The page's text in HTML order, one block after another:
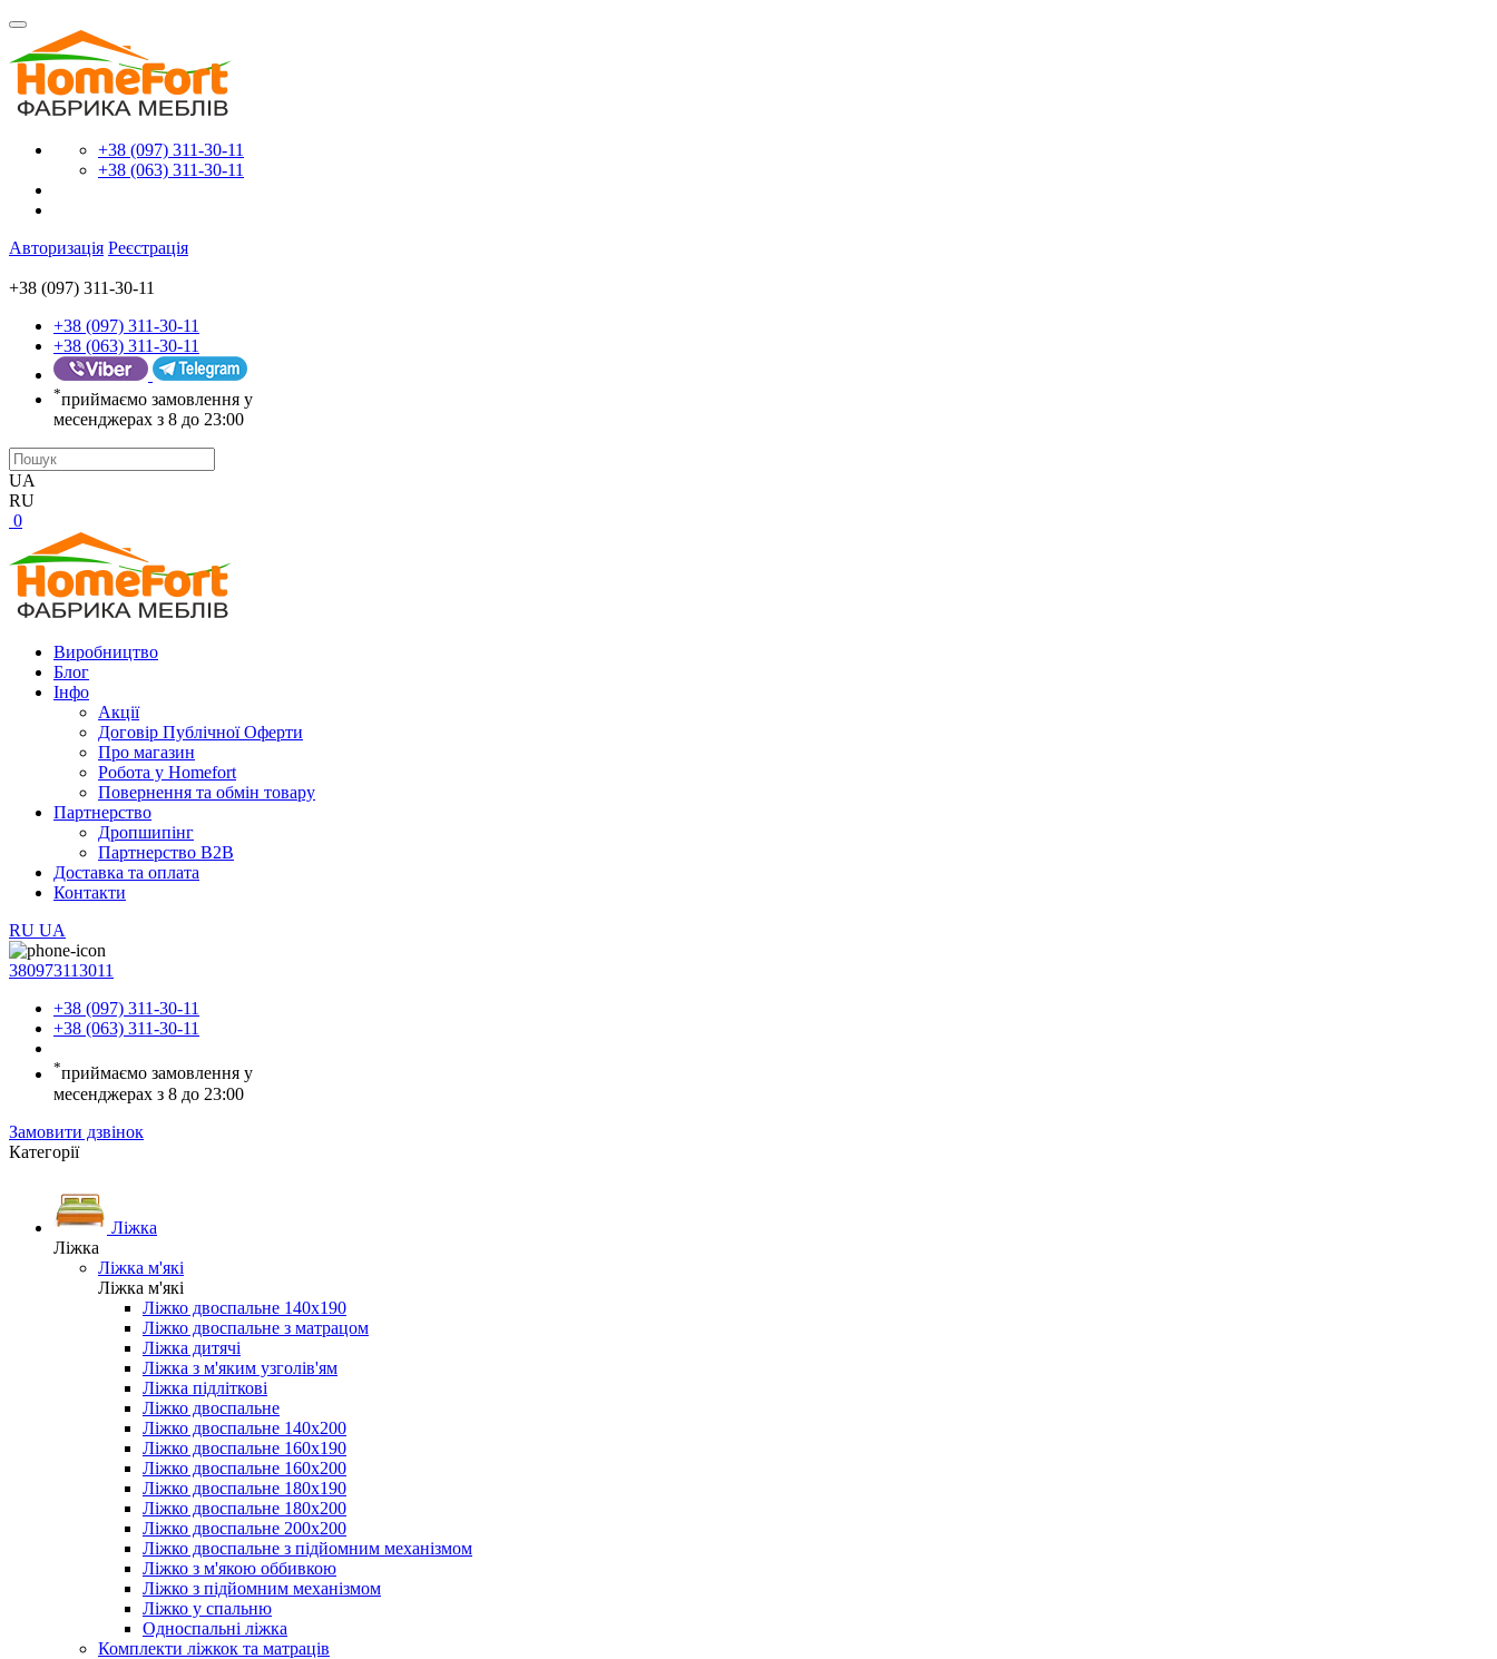
+38 (097) 311-30-11
+38 (063) 311-30-11
Авторизація Реєстрація
+38 (097) 311-30-11
+38 (097) 311-30-11
+38 (063) 311-30-11
*приймаємо замовлення у
месенджерах з 8 до 23:00
UA
RU
0
Виробництво
Блог
Інфо
Акції
Договір Публічної Оферти
Про магазин
Робота у Homefort
Повернення та обмін товару
Партнерство
Дропшипінг
Партнерство B2B
Доставка та оплата
Контакти
RU UA
380973113011
+38 (097) 311-30-11
+38 (063) 311-30-11
*приймаємо замовлення у
месенджерах з 8 до 23:00
Замовити дзвінок
Категорії
Ліжка
Ліжка
Ліжка м'які
Ліжка м'які
Ліжко двоспальне 140х190
Ліжко двоспальне з матрацом
Ліжка дитячі
Ліжка з м'яким узголів'ям
Ліжка підліткові
Ліжко двоспальне
Ліжко двоспальне 140х200
Ліжко двоспальне 160х190
Ліжко двоспальне 160х200
Ліжко двоспальне 180х190
Ліжко двоспальне 180х200
Ліжко двоспальне 200х200
Ліжко двоспальне з підйомним механізмом
Ліжко з м'якою оббивкою
Ліжко з підйомним механізмом
Ліжко у спальню
Односпальні ліжка
Комплекти ліжкок та матраців